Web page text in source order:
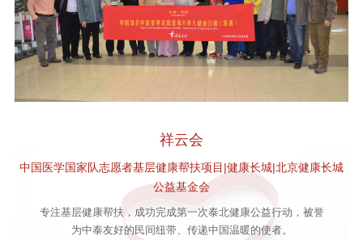
祥云会
中国医学国家队志愿者基层健康帮扶项目|健康长城|北京健康长城
公益基金会
专注基层健康帮扶，成功完成第一次泰北健康公益行动，被誉
为中泰友好的民间纽带、传递中国温暖的使者。